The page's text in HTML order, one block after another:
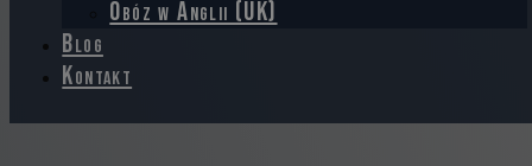
Obóz w Anglii (UK)
Blog
Kontakt